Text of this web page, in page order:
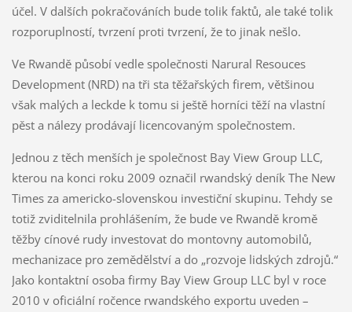
účel. V dalších pokračováních bude tolik faktů, ale také tolik
rozporuplností, tvrzení proti tvrzení, že to jinak nešlo.
Ve Rwandě působí vedle společnosti Narural Resouces
Development (NRD) na tři sta těžařských firem, většinou
však malých a leckde k tomu si ještě horníci těží na vlastní
pěst a nálezy prodávají licencovaným společnostem.
Jednou z těch menších je společnost Bay View Group LLC,
kterou na konci roku 2009 označil rwandský deník The New
Times za americko-slovenskou investiční skupinu. Tehdy se
totiž zviditelnila prohlášením, že bude ve Rwandě kromě
těžby cínové rudy investovat do montovny automobilů,
mechanizace pro zemědělství a do „rozvoje lidských zdrojů.“
Jako kontaktní osoba firmy Bay View Group LLC byl v roce
2010 v oficiální ročence rwandského exportu uveden –